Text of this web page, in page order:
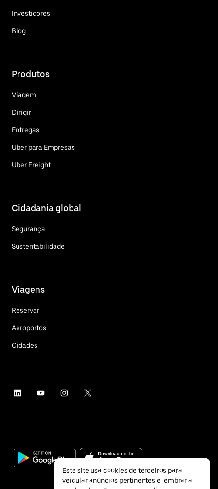
Investidores
Blog
Produtos
Viagem
Dirigir
Entregas
Uber para Empresas
Uber Freight
Cidadania global
Segurança
Sustentabilidade
Viagens
Reservar
Aeroportos
Cidades
Este site usa cookies de terceiros para
veicular anúncios pertinentes e lembrar a